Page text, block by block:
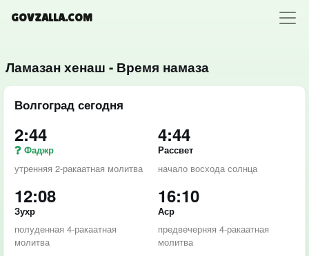
GOVZALLA.COM
Ламазан хенаш - Время намаза
Волгоград сегодня
2:44
Фаджр
утренняя 2-ракаатная молитва
4:44
Рассвет
начало восхода солнца
12:08
Зухр
полуденная 4-ракаатная
молитва
16:10
Аср
предвечерняя 4-ракаатная
молитва